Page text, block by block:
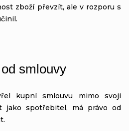
zboží převzít, ale v rozporu s
smlouvy
kupní smlouvu mimo svoji
jako spotřebitel, má právo od